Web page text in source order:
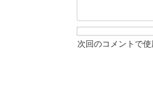
次回のコメントで